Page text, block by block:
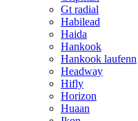
Gt radial
Habilead
Haida
Hankook
Hankook laufenn
Headway
Hifly
Horizon
Huaan